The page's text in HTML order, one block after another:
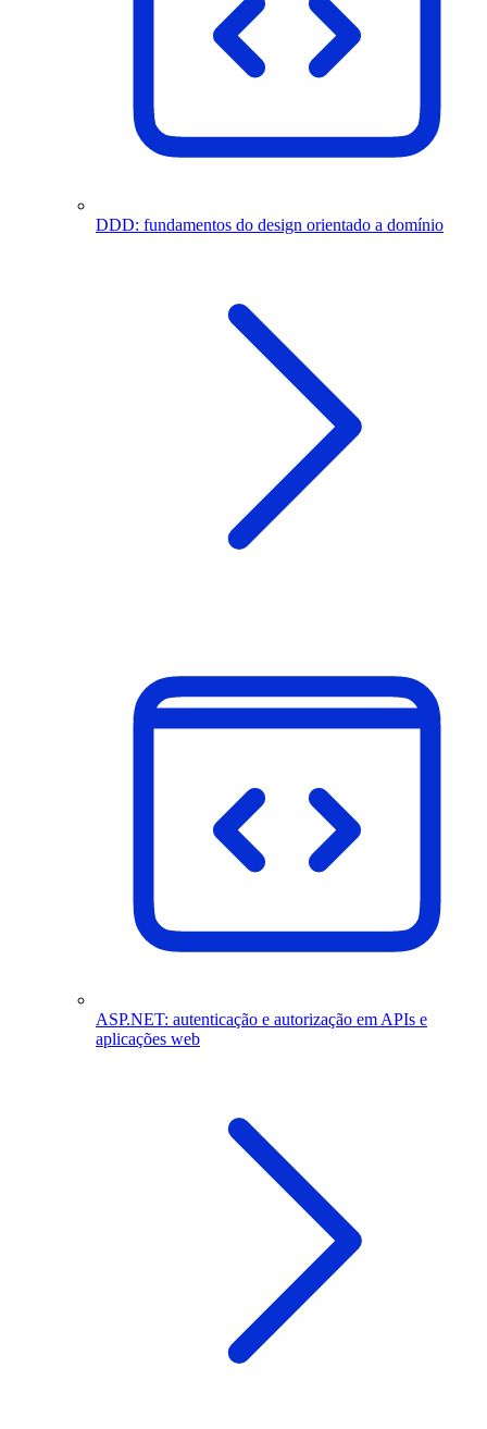
DDD: fundamentos do design orientado a domínio
ASP.NET: autenticação e autorização em APIs e
aplicações web